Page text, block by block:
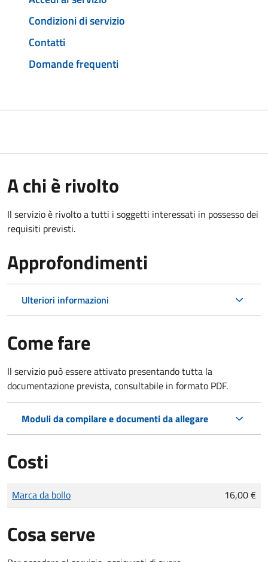
Condizioni di servizio
Contatti
Domande frequenti
A chi è rivolto
Il servizio è rivolto a tutti i soggetti interessati in possesso dei
requisiti previsti.
Approfondimenti
Ulteriori informazioni
Come fare
Il servizio può essere attivato presentando tutta la
documentazione prevista, consultabile in formato PDF.
Moduli da compilare e documenti da allegare
Costi
Tipo di pagamento
Importo
Marca da bollo 16,00 €
Cosa serve